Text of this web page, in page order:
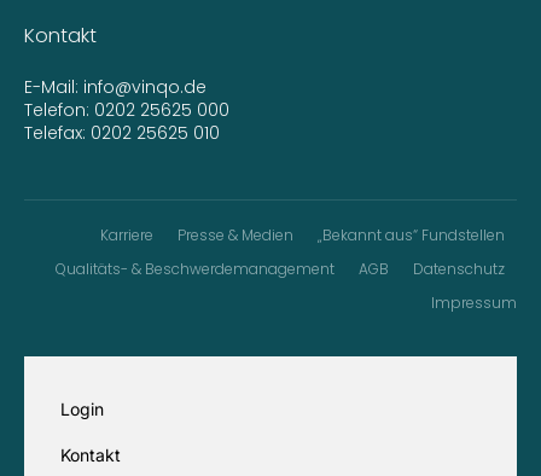
Kontakt
E-Mail: info@vinqo.de
Telefon: 0202 25625 000
Telefax: 0202 25625 010
Karriere Presse & Medien
„Bekannt aus“ Fundstellen
Qualitäts- & Beschwerdemanagement
AGB
Datenschutz
Impressum
Login
Kontakt